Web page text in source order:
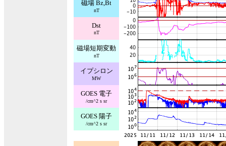
磁場 Bz,Bt
nT
Dst
nT
磁場短期変動
nT
イプシロン
MW
GOES 電子
/cm^2 s sr
GOES 陽子
/cm^2 s sr